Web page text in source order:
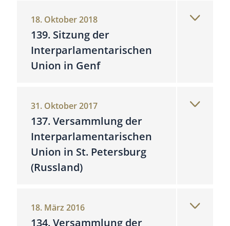
18. Oktober 2018
139. Sitzung der
Interparlamentarischen
Union in Genf
31. Oktober 2017
137. Versammlung der
Interparlamentarischen
Union in St. Petersburg
(Russland)
18. März 2016
134. Versammlung der